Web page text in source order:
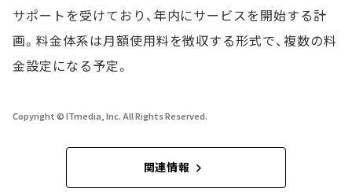
サポートを受けており、年内にサービスを開始する計
画。料金体系は月額使用料を徴収する形式で、複数の料
金設定になる予定。
Copyright © ITmedia, Inc. All Rights Reserved.
関連情報